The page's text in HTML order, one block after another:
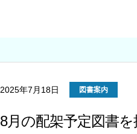
2025年7月18日 図書案内
8月の配架予定図書